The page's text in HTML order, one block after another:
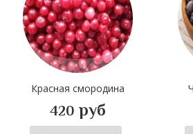
Красная смородина
420 руб